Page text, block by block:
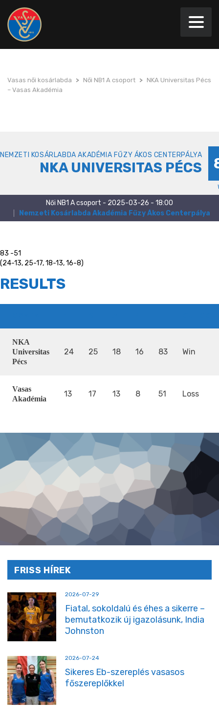
Vasas női kosárlabda > Női NB1 A csoport > NKA Universitas Pécs
– Vasas Akadémia
NEMZETI KOSÁRLABDA AKADÉMIA FŰZY ÁKOS CENTERPÁLYA
NKA UNIVERSITAS PÉCS
Női NB1 A csoport - 2025-03-26 - 18:00
Nemzeti Kosárlabda Akadémia Fűzy Ákos Centerpálya
83 -51
(24-13, 25-17, 18-13, 16-8)
RESULTS
NKA
Universitas
Pécs
24 25 18 16 83 Win
Vasas
Akadémia
13 17 13 8 51 Loss
FRISS HÍREK
2026-07-29
Fiatal, sokoldalú és éhes a sikerre –
bemutatkozik új igazolásunk, India
Johnston
2026-07-24
Sikeres Eb-szereplés vasasos
főszereplőkkel